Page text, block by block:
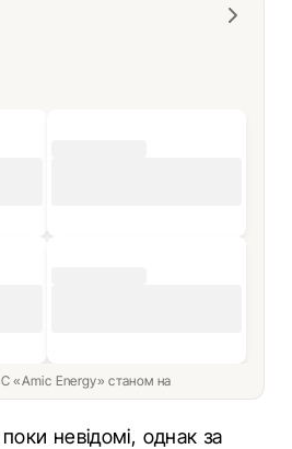
«Amic Energy» станом на
невідомі, однак за